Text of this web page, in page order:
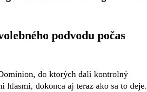
podvodu počas
do ktorých dali kontrolný
dokonca aj teraz ako sa to deje.